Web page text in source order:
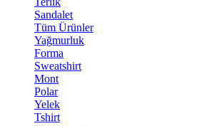
Sandalet
Tüm Ürünler
Yağmurluk
Forma
Sweatshirt
Mont
Polar
Yelek
Tshirt